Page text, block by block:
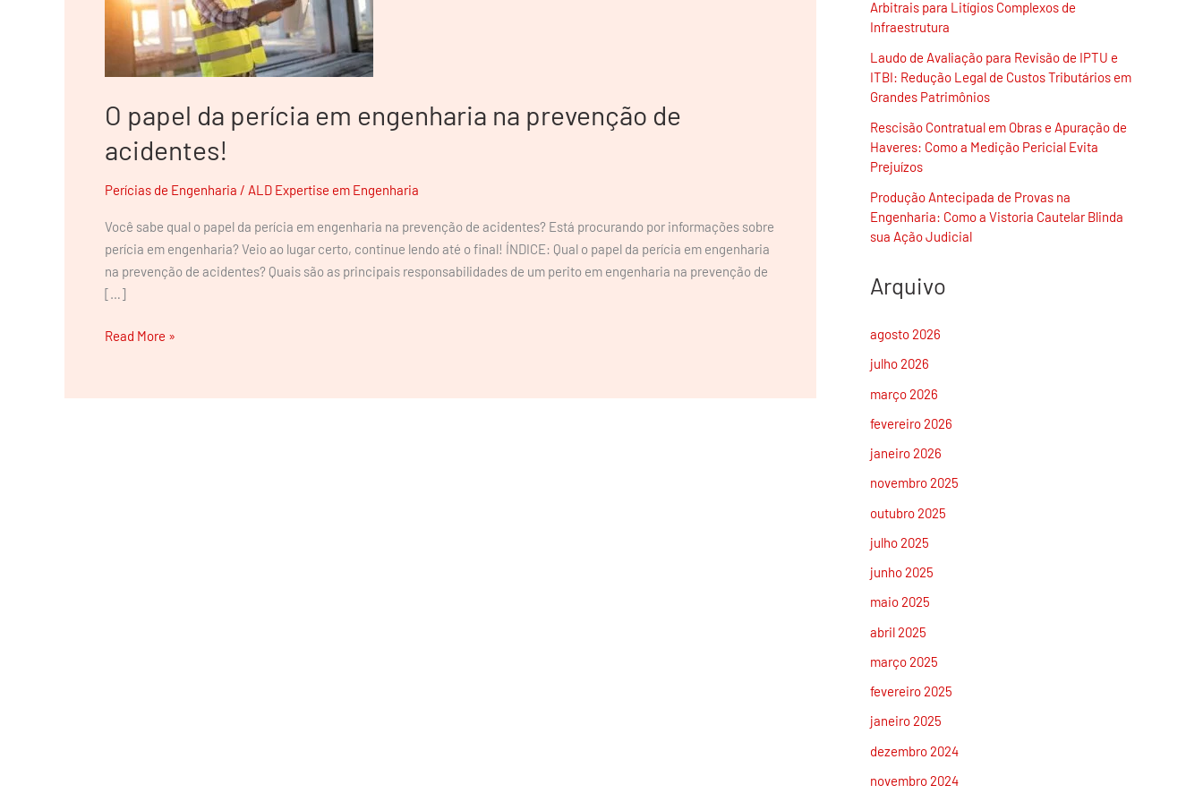
O papel da perícia em engenharia na prevenção de
acidentes!
Perícias de Engenharia / ALD Expertise em Engenharia
Você sabe qual o papel da perícia em engenharia na prevenção de acidentes? Está procurando por informações sobre
perícia em engenharia? Veio ao lugar certo, continue lendo até o final! ÍNDICE: Qual o papel da perícia em engenharia
na prevenção de acidentes? Quais são as principais responsabilidades de um perito em engenharia na prevenção de
[…]
em
engenharia
na
prevenção
acidentes!
Read More »
Arbitrais para Litígios Complexos de
Infraestrutura
Laudo de Avaliação para Revisão de IPTU e
ITBI: Redução Legal de Custos Tributários em
Grandes Patrimônios
Rescisão Contratual em Obras e Apuração de
Haveres: Como a Medição Pericial Evita
Prejuízos
Produção Antecipada de Provas na
Engenharia: Como a Vistoria Cautelar Blinda
sua Ação Judicial
Arquivo
agosto 2026
julho 2026
março 2026
fevereiro 2026
janeiro 2026
novembro 2025
outubro 2025
julho 2025
junho 2025
maio 2025
abril 2025
março 2025
fevereiro 2025
janeiro 2025
dezembro 2024
novembro 2024